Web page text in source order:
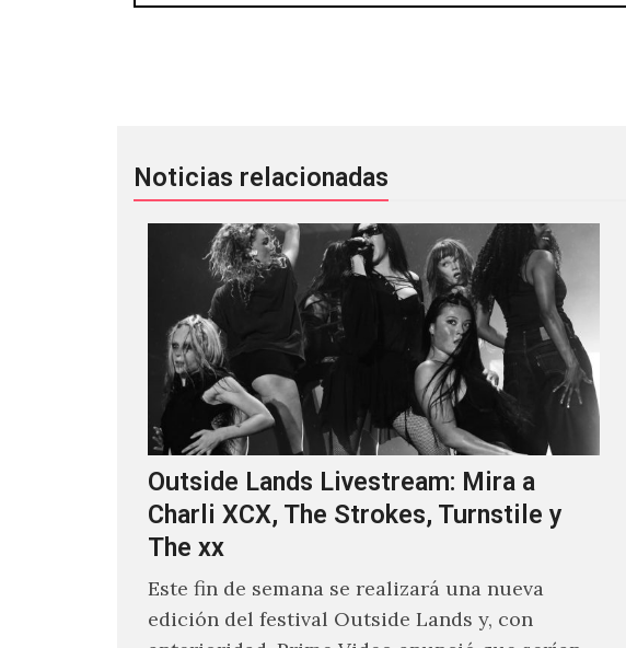
Noticias relacionadas
Outside Lands Livestream: Mira a
Charli XCX, The Strokes, Turnstile y
The xx
Este fin de semana se realizará una nueva
edición del festival Outside Lands y, con